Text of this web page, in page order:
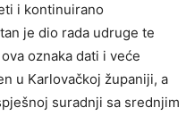
i kontinuirano
je dio rada udruge te
oznaka dati i veće
u Karlovačkoj županiji, a
suradnji sa srednjim